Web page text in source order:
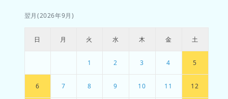
翌月(2026年9月)
日 月 火 水 木 金 土
1 2 3 4 5
6 7 8 9 10 11 12